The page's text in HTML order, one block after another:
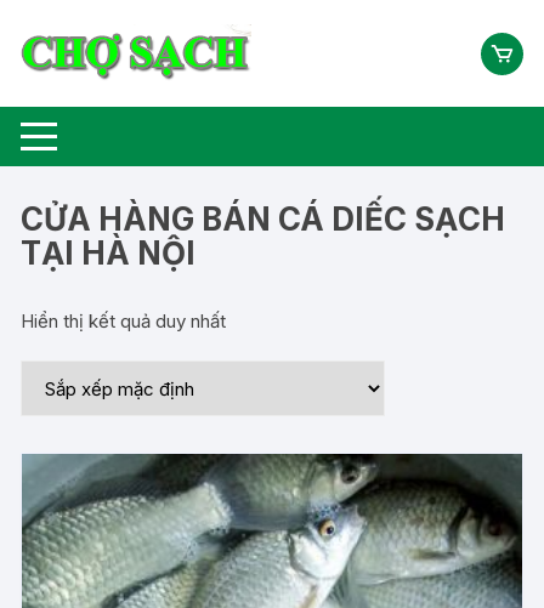
CỬA HÀNG BÁN CÁ DIẾC SẠCH
TẠI HÀ NỘI
Hiển thị kết quả duy nhất